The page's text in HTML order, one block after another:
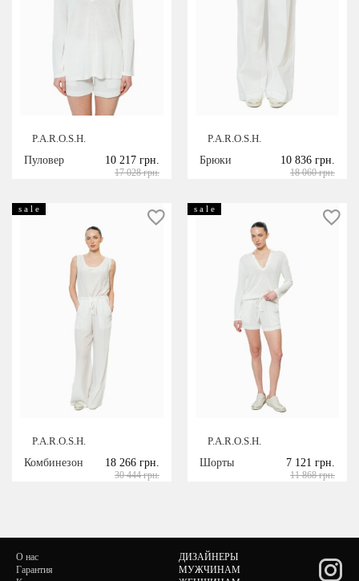
P.A.R.O.S.H.
Пуловер
10 217 грн.
17 028 грн.
P.A.R.O.S.H.
Брюки
10 836 грн.
18 060 грн.
s a l e
P.A.R.O.S.H.
Комбинезон
18 266 грн.
30 444 грн.
s a l e
P.A.R.O.S.H.
Шорты
7 121 грн.
11 868 грн.
О нас
Гарантия
ДИЗАЙНЕРЫ
МУЖЧИНАМ